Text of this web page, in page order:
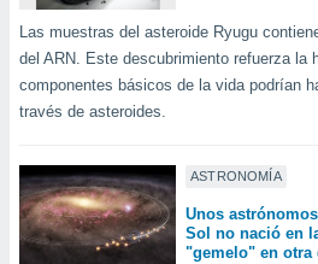
Las muestras del asteroide Ryugu
del ARN. Este descubrimiento refuerza la
componentes básicos de la vida podrían
través de asteroides.
ASTRONOMÍA
Unos
Sol no nació en
"gemelo" en otra